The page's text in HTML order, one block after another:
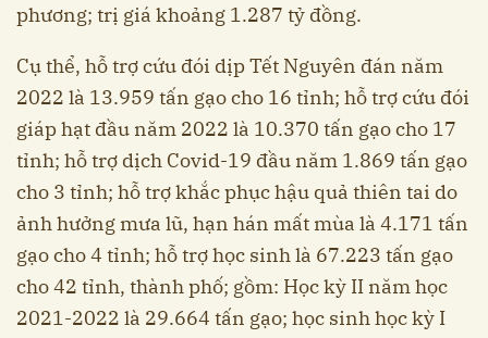
phương; trị giá khoảng 1.287 tỷ đồng.
Cụ thể, hỗ trợ cứu đói dịp Tết Nguyên đán năm
2022 là 13.959 tấn gạo cho 16 tỉnh; hỗ trợ cứu đói
giáp hạt đầu năm 2022 là 10.370 tấn gạo cho 17
tỉnh; hỗ trợ dịch Covid-19 đầu năm 1.869 tấn gạo
cho 3 tỉnh; hỗ trợ khắc phục hậu quả thiên tai do
ảnh hưởng mưa lũ, hạn hán mất mùa là 4.171 tấn
gạo cho 4 tỉnh; hỗ trợ học sinh là 67.223 tấn gạo
cho 42 tỉnh, thành phố; gồm: Học kỳ II năm học
2021-2022 là 29.664 tấn gạo; học sinh học kỳ I